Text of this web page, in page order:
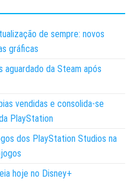
de sempre: novos
gráficas
da Steam após
vendidas e consolida-se
PlayStation
dos PlayStation Studios na
hoje no Disney+